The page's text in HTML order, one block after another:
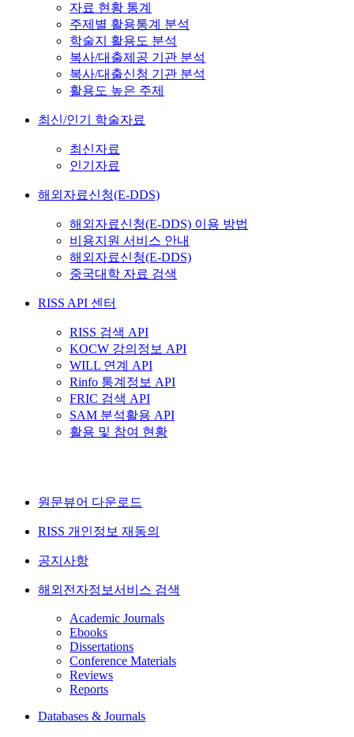
자료 현황 통계
주제별 활용통계 분석
학술지 활용도 분석
복사/대출제공 기관 분석
복사/대출신청 기관 분석
활용도 높은 주제
최신/인기 학술자료
최신자료
인기자료
해외자료신청(E-DDS)
해외자료신청(E-DDS) 이용 방법
비용지원 서비스 안내
해외자료신청(E-DDS)
중국대학 자료 검색
RISS API 센터
RISS 검색 API
KOCW 강의정보 API
WILL 연계 API
Rinfo 통계정보 API
FRIC 검색 API
SAM 분석활용 API
활용 및 참여 현황
원문뷰어 다운로드
RISS 개인정보 재동의
공지사항
해외전자정보서비스 검색
Academic Journals
Ebooks
Dissertations
Conference Materials
Reviews
Reports
Databases & Journals